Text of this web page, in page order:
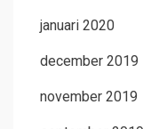
januari 2020
december 2019
november 2019